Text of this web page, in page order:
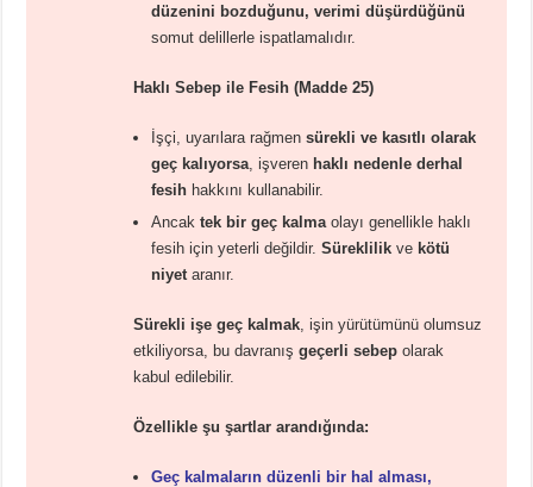
düzenini bozduğunu, verimi düşürdüğünü
somut delillerle ispatlamalıdır.
Haklı Sebep ile Fesih (Madde 25)
İşçi, uyarılara rağmensürekli ve kasıtlı olarak
geç kalıyorsa , işveren haklı nedenle derhal
fesih hakkını kullanabilir.
Ancaktek bir geç kalma olayı genellikle haklı
fesih için yeterli değildir.Süreklilik ve kötü
niyet aranır.
Sürekli işe geç kalmak , işin yürütümünü olumsuz
etkiliyorsa, bu davranışgeçerli sebep olarak
kabul edilebilir.
Özellikle şu şartlar arandığında:
Geç kalmaların düzenli bir hal alması,